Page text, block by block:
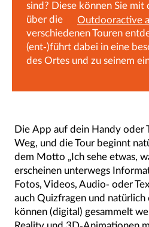
sind? Diese können Sie
über die
Outdooractive
verschiedenen Touren
(ent-)führt dabei in eine
des Ortes und zu seinem
Die App auf dein Handy oder
Weg, und die Tour beginnt
dem Motto „Ich sehe etwas,
erscheinen unterwegs
Fotos, Videos, Audio- oder
auch Quizfragen und
können (digital) gesammelt